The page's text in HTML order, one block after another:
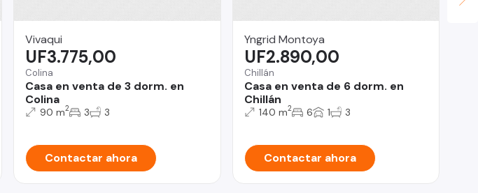
Vivaqui
Colina
Casa en venta de 3 dorm. en
Colina
UF3.775,00
90 m2 3 3
Contactar ahora
Yngrid Montoya
Chillán
Casa en venta de 6 dorm. en
Chillán
UF2.890,00
140 m2 6 1 3
Contactar ahora